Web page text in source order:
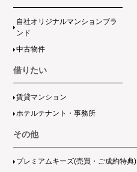
自社オリジナルマンションブラ
ンド
中古物件
借りたい
賃貸マンション
ホテルテナント・事務所
その他
プレミアムキーズ(売買・ご成約特典)